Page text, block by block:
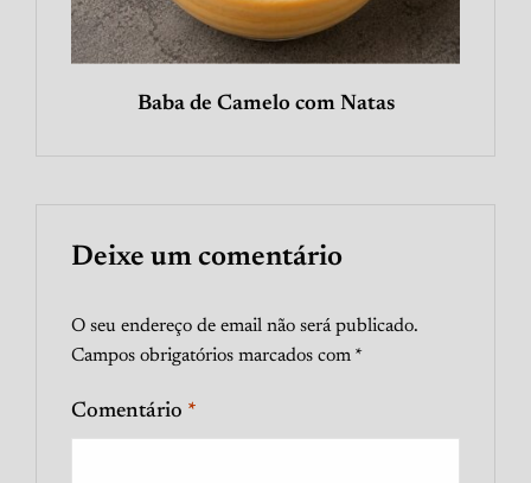
Baba de Camelo com Natas
Deixe um comentário
O seu endereço de email não será publicado.
Campos obrigatórios marcados com *
Comentário *